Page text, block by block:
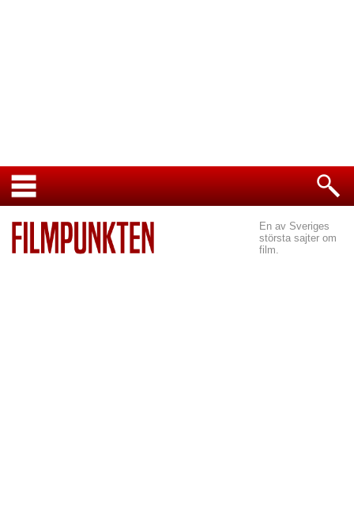
En av Sveriges
största sajter om
film.